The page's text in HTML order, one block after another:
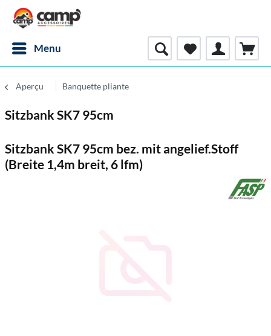
Menu
Aperçu Banquette pliante
Sitzbank SK7 95cm
Sitzbank SK7 95cm bez. mit angelief.Stoff
(Breite 1,4m breit, 6 lfm)